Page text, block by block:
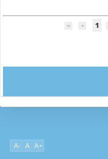
1
A- A A+